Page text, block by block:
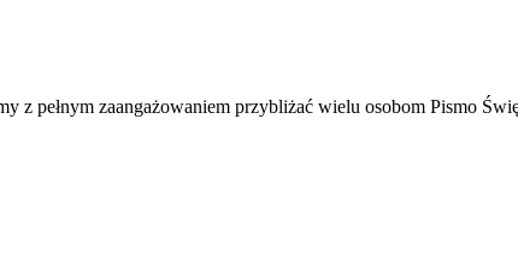
z pełnym zaangażowaniem przybliżać wielu osobom Pismo